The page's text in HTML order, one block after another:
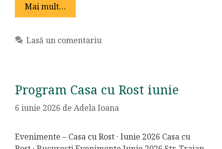
Mai mult…
Lasă un comentariu
Program Casa cu Rost iunie
6 iunie 2026 de Adela Ioana
Evenimente – Casa cu Rost · Iunie 2026 Casa cu